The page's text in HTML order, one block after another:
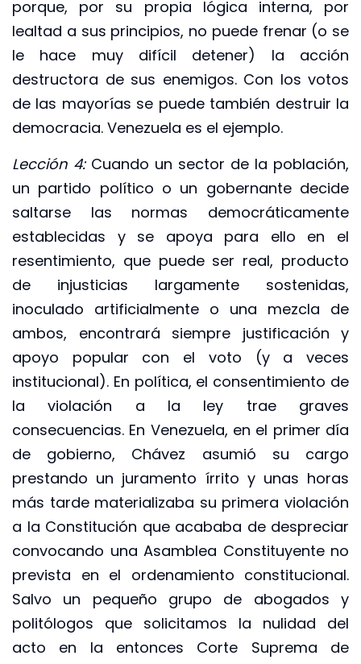
porque, por su propia lógica interna, por
lealtad a sus principios, no puede frenar (o se
le hace muy difícil detener) la acción
destructora de sus enemigos. Con los votos
de las mayorías se puede también destruir la
democracia. Venezuela es el ejemplo.
Lección 4:Cuando un sector de la población,
un partido político o un gobernante decide
saltarse las normas democráticamente
establecidas y se apoya para ello en el
resentimiento, que puede ser real, producto
de injusticias largamente sostenidas,
inoculado artificialmente o una mezcla de
ambos, encontrará siempre justificación y
apoyo popular con el voto (y a veces
institucional). En política, el consentimiento de
la violación a la ley trae graves
consecuencias. En Venezuela, en el primer día
de gobierno, Chávez asumió su cargo
prestando un juramento írrito y unas horas
más tarde materializaba su primera violación
a la Constitución que acababa de despreciar
convocando una Asamblea Constituyente no
prevista en el ordenamiento constitucional.
Salvo un pequeño grupo de abogados y
politólogos que solicitamos la nulidad del
acto en la entonces Corte Suprema de